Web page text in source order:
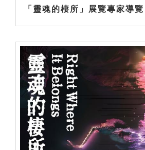
「靈魂的棲所」展覽專家導覽